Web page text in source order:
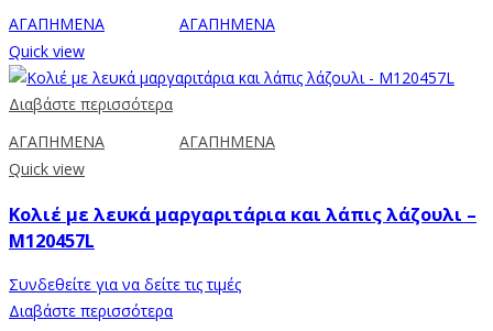
ΑΓΑΠΗΜΕΝΑ
ΑΓΑΠΗΜΕΝΑ
Quick view
Διαβάστε περισσότερα
ΑΓΑΠΗΜΕΝΑ
ΑΓΑΠΗΜΕΝΑ
Quick view
Κολιέ με λευκά μαργαριτάρια και λάπις λάζουλι –
M120457L
Συνδεθείτε για να δείτε τις τιμές
Διαβάστε περισσότερα